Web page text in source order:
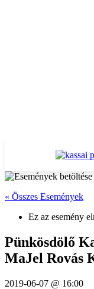
« Összes Események
Ez az esemény
Pünkösdölő
MaJel Rovás
2019-06-07 @ 16:00